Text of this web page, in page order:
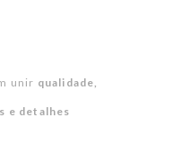
unir qualidade,
e detalhes